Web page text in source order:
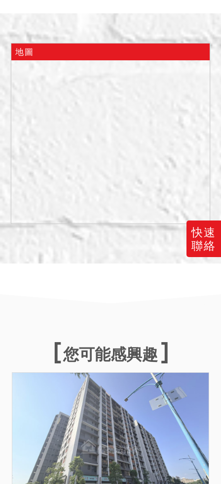
快速
聯絡
土地價格。
3.由衛生福利部八里療養院
不負瑕疵擔保責任。
地圖
您可能感興趣